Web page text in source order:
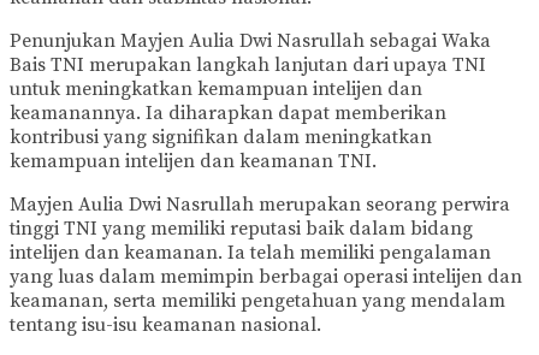
Penunjukan Mayjen Aulia Dwi Nasrullah sebagai Waka
Bais TNI merupakan langkah lanjutan dari upaya TNI
untuk meningkatkan kemampuan intelijen dan
keamanannya. Ia diharapkan dapat memberikan
kontribusi yang signifikan dalam meningkatkan
kemampuan intelijen dan keamanan TNI.
Mayjen Aulia Dwi Nasrullah merupakan seorang perwira
tinggi TNI yang memiliki reputasi baik dalam bidang
intelijen dan keamanan. Ia telah memiliki pengalaman
yang luas dalam memimpin berbagai operasi intelijen dan
keamanan, serta memiliki pengetahuan yang mendalam
tentang isu-isu keamanan nasional.